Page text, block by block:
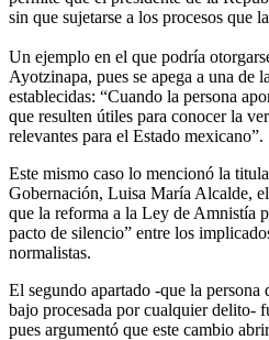
sin que sujetarse a los procesos que
Un ejemplo en el que podría
Ayotzinapa, pues se apega a una de
establecidas: “Cuando la persona
que resulten útiles para conocer la
relevantes para el Estado mexicano”.
Este mismo caso lo mencionó la
Gobernación, Luisa María Alcalde,
que la reforma a la Ley de Amnistía
pacto de silencio” entre los
normalistas.
El segundo apartado -que la persona
bajo procesada por cualquier delito-
pues argumentó que este cambio